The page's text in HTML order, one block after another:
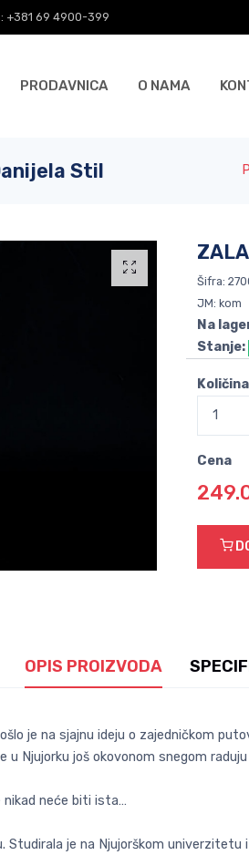
+381 69 4900-399
PRODAVNICA O NAMA
Stil
Šifra:
JM: kom
Na
Stanje:
Količina
Cena
OPIS PROIZVODA
je na sjajnu ideju o zajedničkom
u Njujorku još okovonom snegom
nikad neće biti ista…
Studirala je na Njujorškom